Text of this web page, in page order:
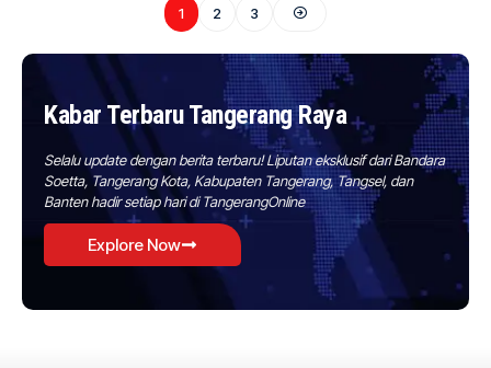
1 2 3
Kabar Terbaru Tangerang Raya
Selalu update dengan berita terbaru! Liputan eksklusif dari Bandara
Soetta, Tangerang Kota, Kabupaten Tangerang, Tangsel, dan
Banten hadir setiap hari di TangerangOnline
Explore Now